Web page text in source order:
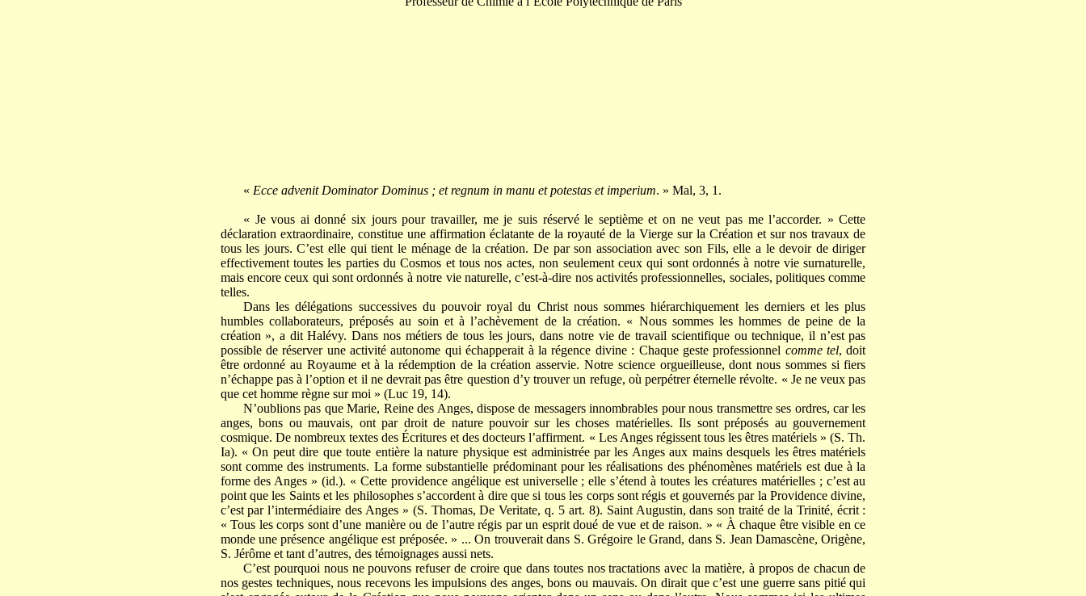
« Ecce advenit Dominator Dominus ; et regnum in manu et potestas et imperium. » Mal, 3, 1.
« Je vous ai donné six jours pour travailler, me je suis réservé le septième et on ne veut pas me l’accorder. » Cette
déclaration extraordinaire, constitue une affirmation éclatante de la royauté de la Vierge sur la Création et sur nos travaux de
tous les jours. C’est elle qui tient le ménage de la création. De par son association avec son Fils, elle a le devoir de diriger
effectivement toutes les parties du Cosmos et tous nos actes, non seulement ceux qui sont ordonnés à notre vie surnaturelle,
mais encore ceux qui sont ordonnés à notre vie naturelle, c’est-à-dire nos activités professionnelles, sociales, politiques comme
telles.
Dans les délégations successives du pouvoir royal du Christ nous sommes hiérarchiquement les derniers et les plus
humbles collaborateurs, préposés au soin et à l’achèvement de la création. « Nous sommes les hommes de peine de la
création », a dit Halévy. Dans nos métiers de tous les jours, dans notre vie de travail scientifique ou technique, il n’est pas
possible de réserver une activité autonome qui échapperait à la régence divine : Chaque geste professionnel comme tel, doit
être ordonné au Royaume et à la rédemption de la création asservie. Notre science orgueilleuse, dont nous sommes si fiers
n’échappe pas à l’option et il ne devrait pas être question d’y trouver un refuge, où perpétrer éternelle révolte. « Je ne veux pas
que cet homme règne sur moi » (Luc 19, 14).
N’oublions pas que Marie, Reine des Anges, dispose de messagers innombrables pour nous transmettre ses ordres, car les
anges, bons ou mauvais, ont par droit de nature pouvoir sur les choses matérielles. Ils sont préposés au gouvernement
cosmique. De nombreux textes des Écritures et des docteurs l’affirment. « Les Anges régissent tous les êtres matériels » (S. Th.
Ia). « On peut dire que toute entière la nature physique est administrée par les Anges aux mains desquels les êtres matériels
sont comme des instruments. La forme substantielle prédominant pour les réalisations des phénomènes matériels est due à la
forme des Anges » (id.). « Cette providence angélique est universelle ; elle s’étend à toutes les créatures matérielles ; c’est au
point que les Saints et les philosophes s’accordent à dire que si tous les corps sont régis et gouvernés par la Providence divine,
c’est par l’intermédiaire des Anges » (S. Thomas, De Veritate, q. 5 art. 8). Saint Augustin, dans son traité de la Trinité, écrit :
« Tous les corps sont d’une manière ou de l’autre régis par un esprit doué de vue et de raison. » « À chaque être visible en ce
monde une présence angélique est préposée. » ... On trouverait dans S. Grégoire le Grand, dans S. Jean Damascène, Origène,
S. Jérôme et tant d’autres, des témoignages aussi nets.
C’est pourquoi nous ne pouvons refuser de croire que dans toutes nos tractations avec la matière, à propos de chacun de
nos gestes techniques, nous recevons les impulsions des anges, bons ou mauvais. On dirait que c’est une guerre sans pitié qui